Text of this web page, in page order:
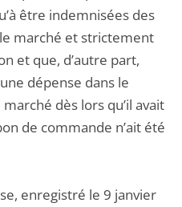
être indemnisées des
marché et strictement
et que, d’autre part,
dépense dans le
dès lors qu’il avait
de commande n’ait été
enregistré le 9 janvier